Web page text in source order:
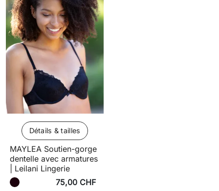
Détails & tailles
MAYLEA Soutien-gorge
dentelle avec armatures
| Leilani Lingerie
75,00 CHF